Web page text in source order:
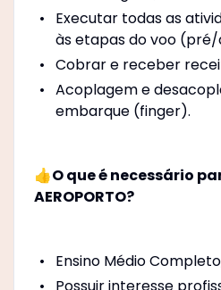
Executar todas as
às etapas do voo
Cobrar e receber
Acoplagem e
embarque (finger).
👍O que é necessário
AEROPORTO?
Ensino Médio